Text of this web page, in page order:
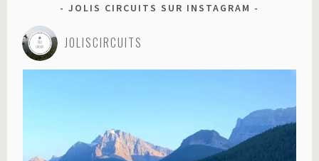
JOLIS CIRCUITS SUR INSTAGRAM
JOLISCIRCUITS